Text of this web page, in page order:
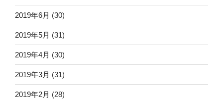
2019年6月 (30)
2019年5月 (31)
2019年4月 (30)
2019年3月 (31)
2019年2月 (28)